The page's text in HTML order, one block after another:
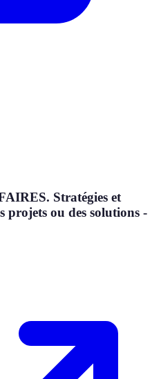
Stratégies et
projets ou des solutions -